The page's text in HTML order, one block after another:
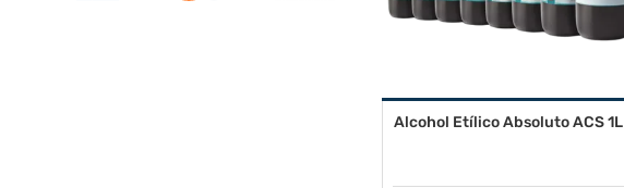
Alcohol Etílico Absoluto ACS 1L